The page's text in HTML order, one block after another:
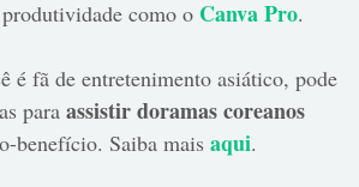
como o Canva Pro.
é fã de entretenimento asiático, pode
paraassistir doramas coreanos
benefício. Saiba maisaqui.